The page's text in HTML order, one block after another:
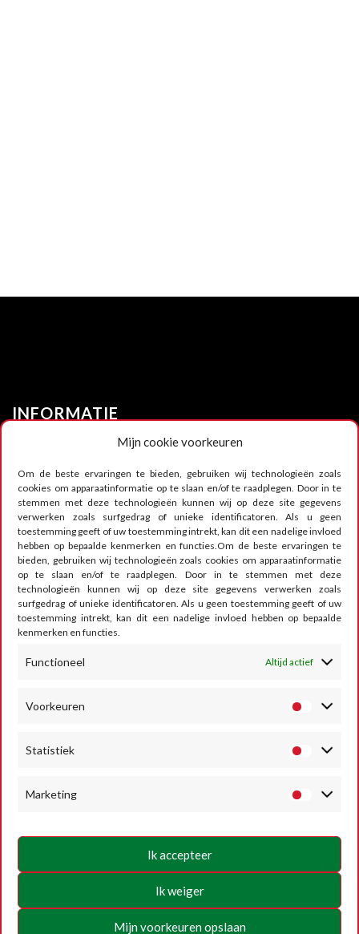
Mijn cookie voorkeuren
Om de beste ervaringen te bieden, gebruiken wij technologieën zoals
cookies om apparaatinformatie op te slaan en/of te raadplegen. Door in te
stemmen met deze technologieën kunnen wij op deze site gegevens
verwerken zoals surfgedrag of unieke identificatoren. Als u geen
toestemming geeft of uw toestemming intrekt, kan dit een nadelige invloed
hebben op bepaalde kenmerken en functies.Om de beste ervaringen te
bieden, gebruiken wij technologieën zoals cookies om apparaatinformatie
op te slaan en/of te raadplegen. Door in te stemmen met deze
technologieën kunnen wij op deze site gegevens verwerken zoals
surfgedrag of unieke identificatoren. Als u geen toestemming geeft of uw
toestemming intrekt, kan dit een nadelige invloed hebben op bepaalde
kenmerken en functies.
Functioneel Altijd actief
Voorkeuren
Statistiek
Marketing
Ik accepteer
Ik weiger
Mijn voorkeuren opslaan
INFORMATIE
Nieuws
Circuit infrastructuur
Infrastructuur trainingszone
Shop
Foto's
Video's
CONTACT
RUMESM ASBL – Circuit Jules Tacheny
B-5640 Mettet
Email :info@mettet-xp.be
TVA : BE0409 501 435
Algemene gebruiksvoorwaarden
VOLG ONS